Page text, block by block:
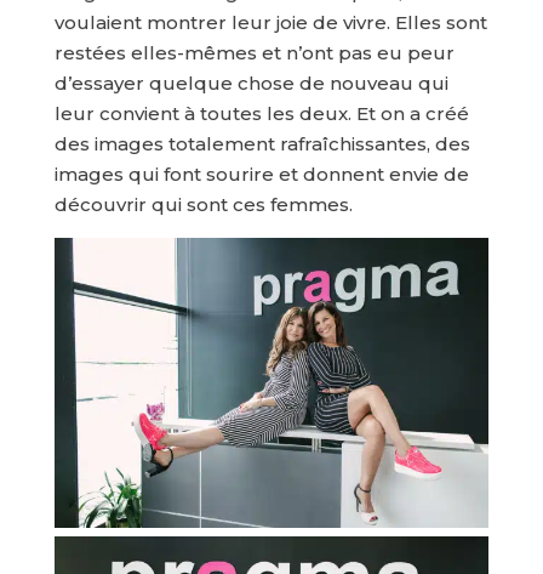
voulaient montrer leur joie de vivre. Elles sont
restées elles-mêmes et n’ont pas eu peur
d’essayer quelque chose de nouveau qui
leur convient à toutes les deux. Et on a créé
des images totalement rafraîchissantes, des
images qui font sourire et donnent envie de
découvrir qui sont ces femmes.